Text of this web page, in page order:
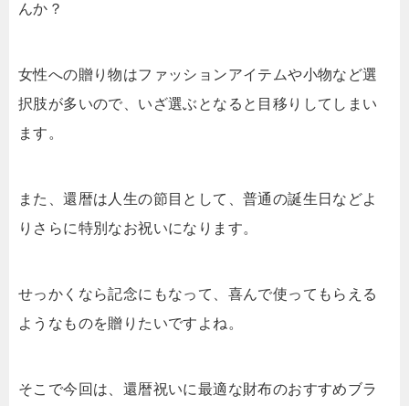
んか？
女性への贈り物はファッションアイテムや小物など選
択肢が多いので、いざ選ぶとなると目移りしてしまい
ます。
また、還暦は人生の節目として、普通の誕生日などよ
りさらに特別なお祝いになります。
せっかくなら記念にもなって、喜んで使ってもらえる
ようなものを贈りたいですよね。
そこで今回は、還暦祝いに最適な財布のおすすめブラ